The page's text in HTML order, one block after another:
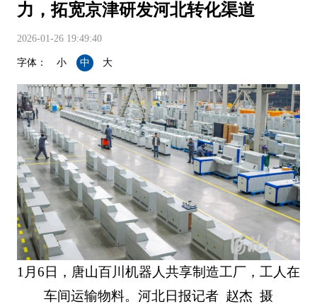
力，拓宽京津研发河北转化渠道
2026-01-26 19:49:40
字体： 小 中 大
1月6日，唐山百川机器人共享制造工厂，工人在
车间运输物料。河北日报记者 赵杰 摄